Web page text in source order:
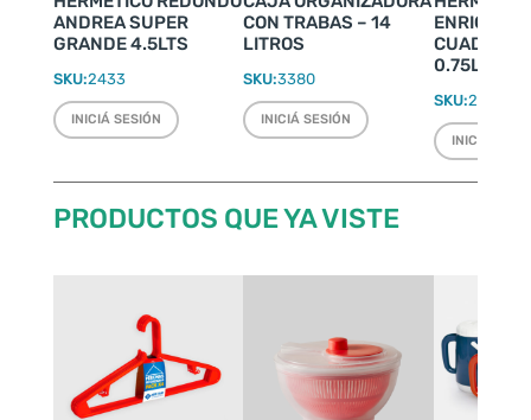
ANDREA SUPER
GRANDE 4.5LTS
SKU:2433
INICIÁ SESIÓN
CON TRABAS – 14
LITROS
SKU:3380
INICIÁ SESIÓN
ENRIQUETA
0.75LTS
SKU:2424
INICIÁ
PRODUCTOS QUE YA VISTE